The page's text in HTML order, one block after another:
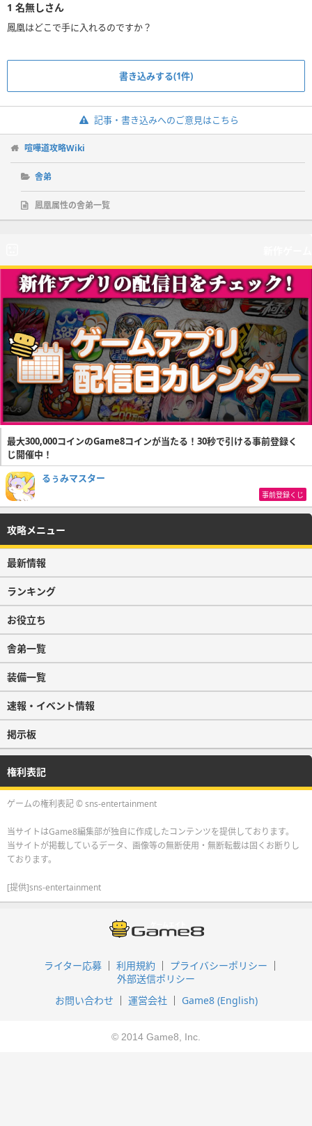
1 名無しさん
鳳凰はどこで手に入れるのですか？
書き込みする(1件)
記事・書き込みへのご意見はこちら
喧嘩道攻略Wiki
舎弟
鳳凰属性の舎弟一覧
最大300,000コインのGame8コインが当たる！30秒で引ける事前登録く
じ開催中！
るぅみマスター
事前登録くじ
攻略メニュー
最新情報
ランキング
お役立ち
舎弟一覧
装備一覧
速報・イベント情報
掲示板
権利表記
ゲームの権利表記 © sns-entertainment
当サイトはGame8編集部が独自に作成したコンテンツを提供しております。
当サイトが掲載しているデータ、画像等の無断使用・無断転載は固くお断りし
ております。
[提供]sns-entertainment
ライター応募 利用規約
プライバシーポリシー
外部送信ポリシー
お問い合わせ
運営会社 Game8 (English)
© 2014 Game8, Inc.